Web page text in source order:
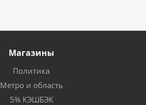
Магазины
Политика
Метро и область
5% КЭШБЭК